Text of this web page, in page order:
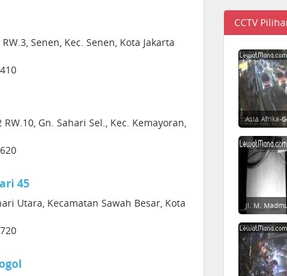
Senen, Kec. Senen, Kota Jakarta
Gn. Sahari Sel., Kec. Kemayoran,
45
Utara, Kecamatan Sawah Besar, Kota
CCTV
Asia Afrika-
Jl. M.